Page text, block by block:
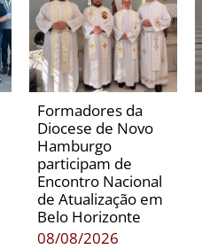
Formadores da
Diocese de Novo
Hamburgo
participam de
Encontro Nacional
de Atualização em
Belo Horizonte
08/08/2026